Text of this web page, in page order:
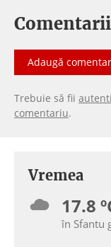
Adaugă
Trebuie să fii
comentariu.
Vremea
17.8
în Sfantu